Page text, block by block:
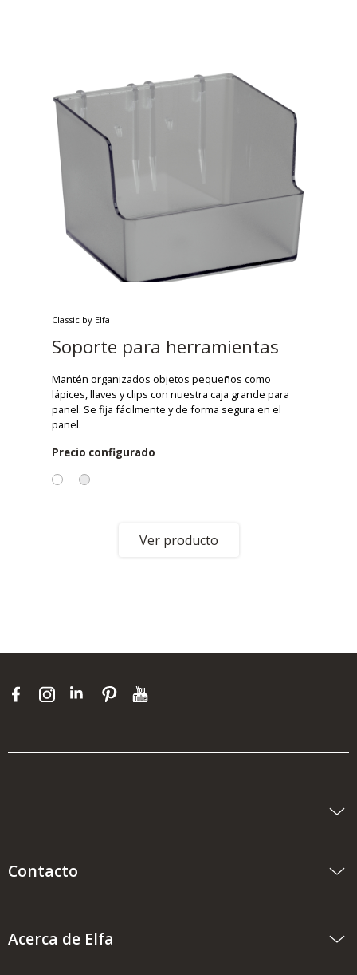
Classic by Elfa
Soporte para herramientas
Mantén organizados objetos pequeños como
lápices, llaves y clips con nuestra caja grande para
panel. Se fija fácilmente y de forma segura en el
panel.
Precio configurado
Ver producto
Contacto
Acerca de Elfa